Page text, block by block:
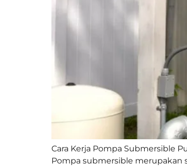
Cara Kerja Pompa Submersible
Pompa submersible